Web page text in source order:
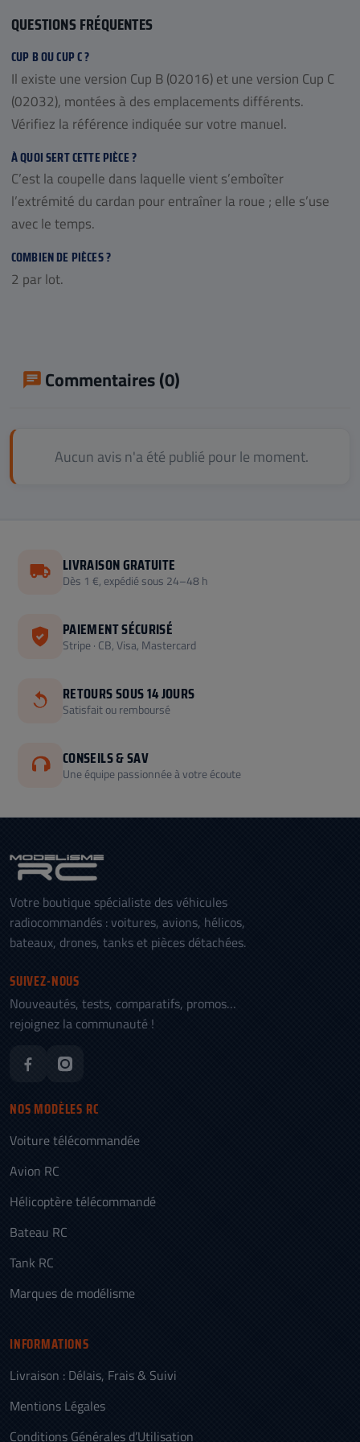
QUESTIONS FRÉQUENTES
CUP B OU CUP C ?
Il existe une version Cup B (02016) et une version Cup C
(02032), montées à des emplacements différents.
Vérifiez la référence indiquée sur votre manuel.
À QUOI SERT CETTE PIÈCE ?
C’est la coupelle dans laquelle vient s’emboîter
l’extrémité du cardan pour entraîner la roue ; elle s’use
avec le temps.
COMBIEN DE PIÈCES ?
2 par lot.
Commentaires (0)
Aucun avis n'a été publié pour le moment.
LIVRAISON GRATUITE
Dès 1 €, expédié sous 24–48 h
PAIEMENT SÉCURISÉ
Stripe · CB, Visa, Mastercard
RETOURS SOUS 14 JOURS
Satisfait ou remboursé
CONSEILS & SAV
Une équipe passionnée à votre écoute
Votre boutique spécialiste des véhicules
radiocommandés : voitures, avions, hélicos,
bateaux, drones, tanks et pièces détachées.
SUIVEZ-NOUS
Nouveautés, tests, comparatifs, promos…
rejoignez la communauté !
NOS MODÈLES RC
Voiture télécommandée
Avion RC
Hélicoptère télécommandé
Bateau RC
Tank RC
Marques de modélisme
INFORMATIONS
Livraison : Délais, Frais & Suivi
Mentions Légales
Conditions Générales d’Utilisation